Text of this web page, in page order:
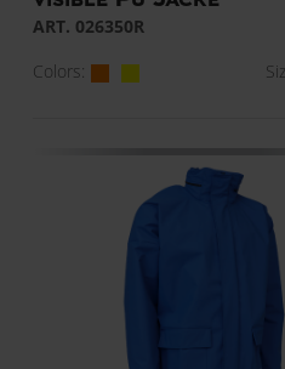
ART. 026350R
Colors: